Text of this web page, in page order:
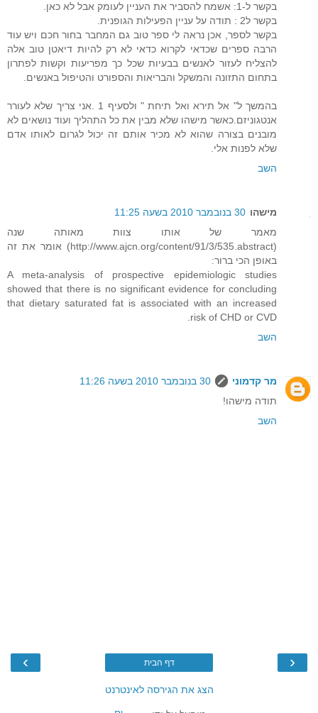
בקשר ל-1: אשמח להסביר את העניין לעומק אבל לא כאן.
בקשר ל2 : תודה על עניין הפעילות הגופנית.
בקשר לספר, אכן נראה לי ספר טוב גם המחבר בחור חכם ויש עוד
הרבה ספרים שכדאי לקרוא כדאי לא רק להיות דיאטן טוב אלה
להצליח לעזור לאנשים בבעיות שכל כך מפריעות וקשות לפתרון
בתחום התזונה והמשקל והבריאות והספורט והטיפול באנשים.
בהמשך ל" אל תירא ואל תיחת " ולסעיף 1 .אני צריך שלא לעורר
אנטגוניזם.כאשר מישהו שלא מבין את כל התהליך ועוד נושאים לא
מובנים בצורה שהוא לא מכיר אותם זה יכול לגרום לאותו אדם
שלא לפנות אלי.
השב
מישהו 30 בנובמבר 2010 בשעה 11:25
מאמר של אותו צוות מאותה שנה
(http://www.ajcn.org/content/91/3/535.abstract) אומר את זה
באופן הכי ברור:
A meta-analysis of prospective epidemiologic studies
showed that there is no significant evidence for concluding
that dietary saturated fat is associated with an increased
risk of CHD or CVD.
השב
מר קדמוני
30 בנובמבר 2010 בשעה 11:26
תודה מישהו!
השב
‹
› דף הבית
הצג את הגירסה לאינטרנט